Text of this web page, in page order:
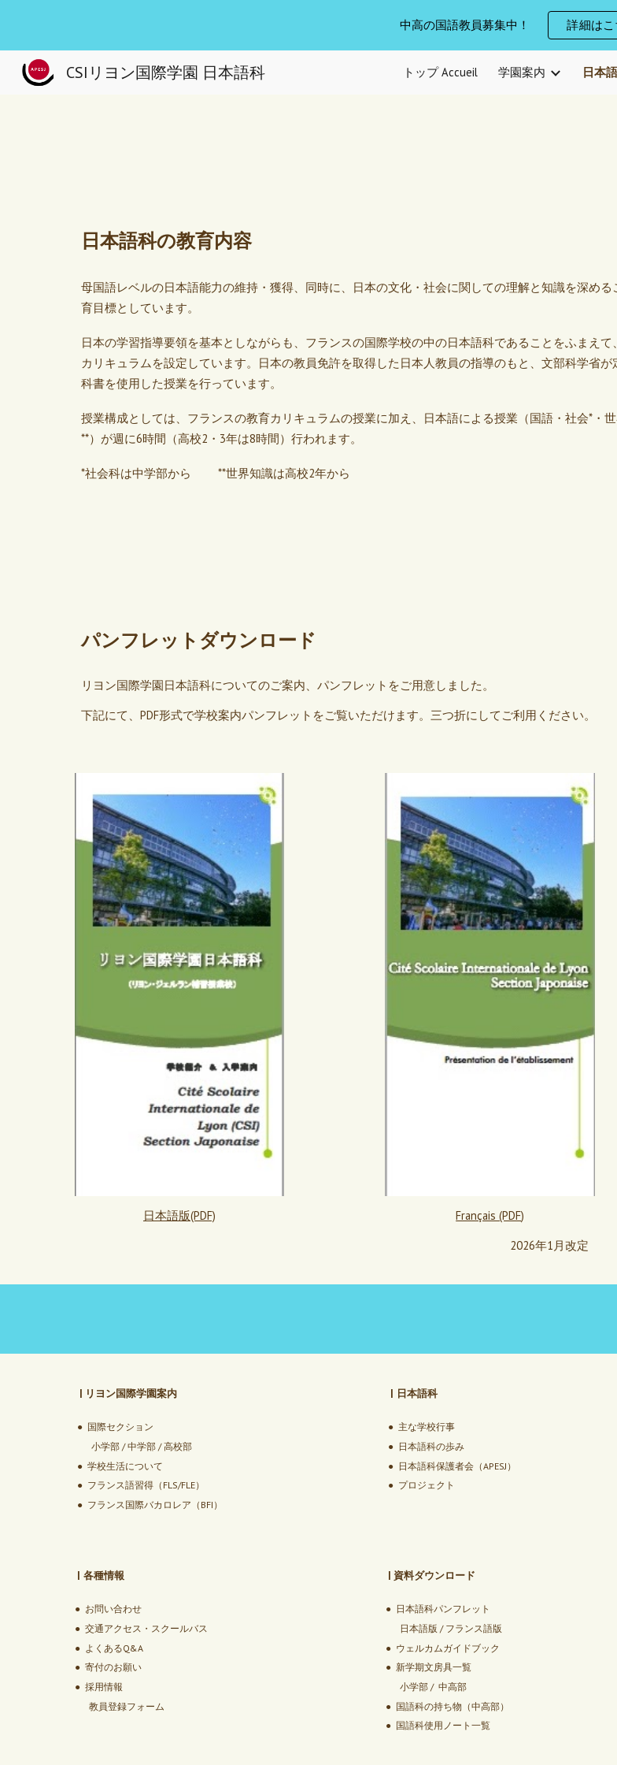
Skip to main content中高の国語教員募集中！ 詳細はこ
CSIリヨン国際学園 日本語科 トップ Accueil 学園案内 日本
日本語科の教育内容
母国語レベルの日本語能力の維持・獲得、同時に、日本の文化・社会に関しての理解と知識を深める
育目標としています。
日本の学習指導要領を基本としながらも、フランスの国際学校の中の日本語科であることをふまえて
カリキュラムを設定しています。日本の教員免許を取得した日本人教員の指導のもと、文部科学省が
科書を使用した授業を行っています。
授業構成としては、フランスの教育カリキュラムの授業に加え、日本語による授業（国語・社会*・
**）が週に6時間（高校2・3年は8時間）行われます。
*社会科は中学部から **世界知識は高校2年から
パンフレットダウンロード
リヨン国際学園日本語科についてのご案内、パンフレットをご用意しました。
下記にて、PDF形式で学校案内パンフレットをご覧いただけます。三つ折にしてご利用ください。
日本語版(PDF) Français (PDF)
2026年1月改定
| リヨン国際学園案内
● 国際セクション
小学部 / 中学部 / 高校部
● 学校生活について
● フランス語習得（FLS/FLE）
● フランス国際バカロレア（BFI）
| 日本語科
● 主な学校行事
● 日本語科の歩み
● 日本語科保護者会（APESJ）
● プロジェクト
| 各種情報
● お問い合わせ
●交通アクセス・スクールバス
● よくあるQ&A
●寄付のお願い
●採用情報
教員登録フォーム
| 資料ダウンロード
● 日本語科パンフレット
日本語版 / フランス語版
● ウェルカムガイドブック
● 新学期文房具一覧
小学部 / 中高部
● 国語科の持ち物（中高部）
● 国語科使用ノート一覧